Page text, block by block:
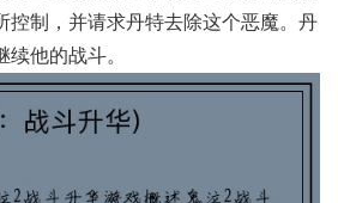
控制，并请求丹特去除这个恶魔。丹
他的战斗。